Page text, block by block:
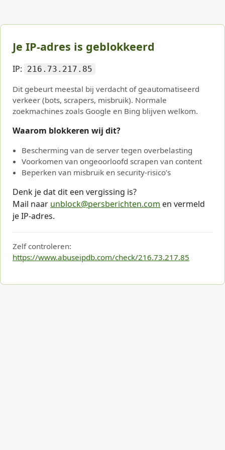
Je IP-adres is geblokkeerd
IP: 216.73.217.85
Dit gebeurt meestal bij verdacht of geautomatiseerd
verkeer (bots, scrapers, misbruik). Normale
zoekmachines zoals Google en Bing blijven welkom.
Waarom blokkeren wij dit?
Bescherming van de server tegen overbelasting
Voorkomen van ongeoorloofd scrapen van content
Beperken van misbruik en security-risico’s
Denk je dat dit een vergissing is?
Mail naar unblock@persberichten.com en vermeld
je IP-adres.
Zelf controleren:
https://www.abuseipdb.com/check/216.73.217.85